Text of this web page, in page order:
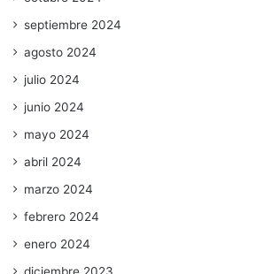
septiembre 2024
agosto 2024
julio 2024
junio 2024
mayo 2024
abril 2024
marzo 2024
febrero 2024
enero 2024